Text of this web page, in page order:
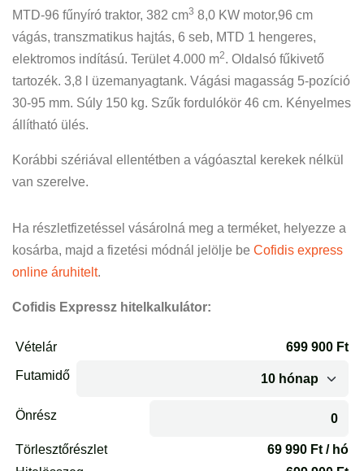
MTD-96 fűnyíró traktor, 382 cm3 8,0 KW motor,96 cm
vágás, transzmatikus hajtás, 6 seb, MTD 1 hengeres,
elektromos indítású. Terület 4.000 m2. Oldalsó fűkivető
tartozék. 3,8 l üzemanyagtank. Vágási magasság 5-pozíció
30-95 mm. Súly 150 kg. Szűk fordulókör 46 cm. Kényelmes
állítható ülés.
Korábbi szériával ellentétben a vágóasztal kerekek nélkül
van szerelve.
Ha részletfizetéssel vásárolná meg a terméket, helyezze a
kosárba, majd a fizetési módnál jelölje be Cofidis express
online áruhitelt.
Cofidis Expressz hitelkalkulátor: